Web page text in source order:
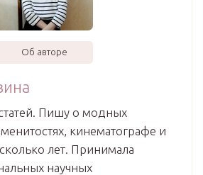
Об авторе
Пишу о модных
кинематографе и
лет. Принимала
научных